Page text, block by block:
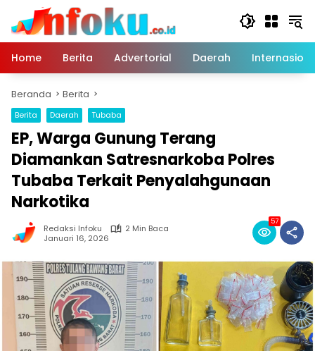
Langsung
konten
Home
Berita Advertorial Daerah
Beranda Berita
Berita Daerah Tubaba
EP, Warga Gunung Terang
Diamankan Satresnarkoba Polres
Tubaba Terkait Penyalahgunaan
Narkotika
Redaksi Infoku
2 Min Baca
Januari 16, 2026
57